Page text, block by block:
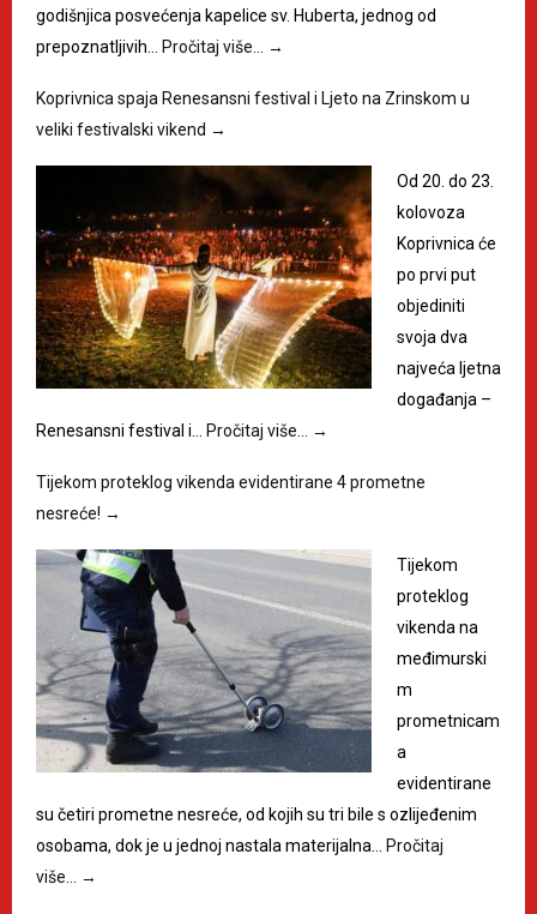
godišnjica posvećenja kapelice sv. Huberta, jednog od
prepoznatljivih…
Pročitaj više… →
Koprivnica spaja Renesansni festival i Ljeto na Zrinskom u
veliki festivalski vikend →
Od 20. do 23.
kolovoza
Koprivnica će
po prvi put
objediniti
svoja dva
najveća ljetna
događanja –
Renesansni festival i…
Pročitaj više… →
Tijekom proteklog vikenda evidentirane 4 prometne
nesreće! →
Tijekom
proteklog
vikenda na
međimurski
m
prometnicam
a
evidentirane
su četiri prometne nesreće, od kojih su tri bile s ozlijeđenim
osobama, dok je u jednoj nastala materijalna…
Pročitaj
više…
→